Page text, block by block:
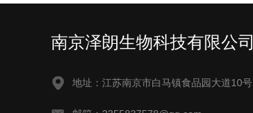
南京泽朗生物科技有限公司
地址：江苏南京市白马镇食品园大道10号